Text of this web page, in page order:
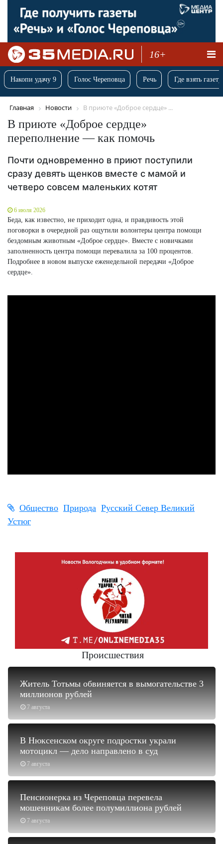
16+
Накопи удачу 9 Голос Череповца Речь Где взять
Главная Новости В приюте «Доброе сердце» ...
В приюте «Доброе сердце»
переполнение — как помочь
Почти одновременно в приют поступили
сразу девять щенков вместе с мамой и
четверо совсем маленьких котят
6 июля 2026
Беда, как известно, не приходит одна, и правдивость этой
поговорки в очередной раз ощутили волонтеры центра помощи
бездомным животным «Доброе сердце». Вместе с новичками
заполненность центра помощи перевалила за 100 процентов.
Подробнее в новом выпуске еженедельной передачи «Доброе
сердце».
Общество Природа Русский Север Великий
Устюг
Происшествия
7 августа
Житель Тотьмы обвиняется в вымогательстве 3
миллионов рублей
7 августа
В Нюксенском округе подростки украли
мотоцикл — дело направлено в суд
7 августа
Пенсионерка из Череповца перевела
мошенникам более полумиллиона рублей